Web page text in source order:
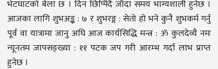
भेटघाटको बेला छ । दिन छिप्पिंदै जाँदा समय भाग्यशाली हुनेछ ।
आजका लागि शुभअङ्क : ७ र शुभरङ्ग : सेतो हो भने कुनै शुभकर्म गर्नु
पूर्व वा यात्रामा जानु अघि आज कार्यसिद्धि मन्त्र : ॐ कुलदेव्यै नमः
न्यूनतम जापसङ्ख्या : ११ पटक जप गरी आरम्भ गर्दा लाभ प्राप्त
हुनेछ ।